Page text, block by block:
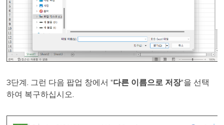
3단계. 그런 다음 팝업 창에서 "다른 이름으로 저장"을 선택
하여 복구하십시오.